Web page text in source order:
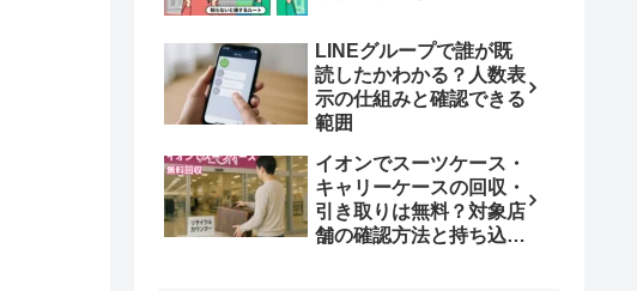
LINEグループで誰が既
読したかわかる？人数表
示の仕組みと確認できる
範囲
イオンでスーツケース・
キャリーケースの回収・
引き取りは無料？対象店
舗の確認方法と持ち込み